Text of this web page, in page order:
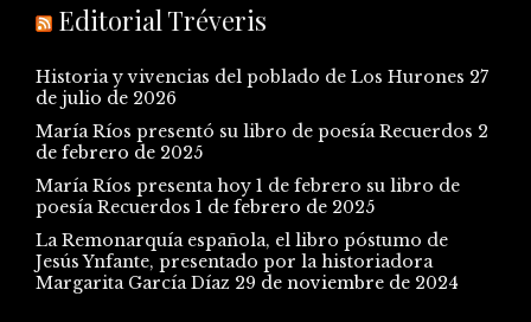
Editorial Tréveris
Historia y vivencias del poblado de Los Hurones 27
de julio de 2026
María Ríos presentó su libro de poesía Recuerdos 2
de febrero de 2025
María Ríos presenta hoy 1 de febrero su libro de
poesía Recuerdos 1 de febrero de 2025
La Remonarquía española, el libro póstumo de
Jesús Ynfante, presentado por la historiadora
Margarita García Díaz 29 de noviembre de 2024